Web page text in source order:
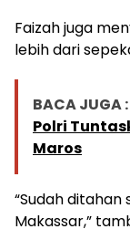
Faizah juga
lebih dari
BACA JUGA :
Polri
Maros
“Sudah ditahan
Makassar,”